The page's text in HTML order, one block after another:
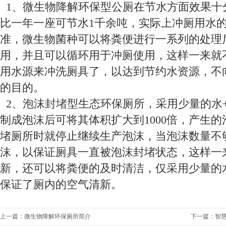
1、 微生物降解环保型公厕在节水方面效果
比一年一座可节水1千余吨，实际上冲厕用水
准，微生物菌种可以将粪便进行一系列的处
用，并且可以循环用于冲厕使用，这样一来
用水源来冲洗厕具了，以达到节约水资源，
的目的。
2、 泡沫封堵型生态环保厕所，采用少量的水
制成泡沫后可将其体积扩大到 1000倍，产生的
堵厕所时就停止继续生产泡沫，当泡沫数量
沫，以保证厕具一直被泡沫封堵状态，这样
新，还可以将粪便的及时清洁，仅采用少量
保证了厕内的空气清新。
上一篇：微生物降解环保厕所简介 下一篇：智